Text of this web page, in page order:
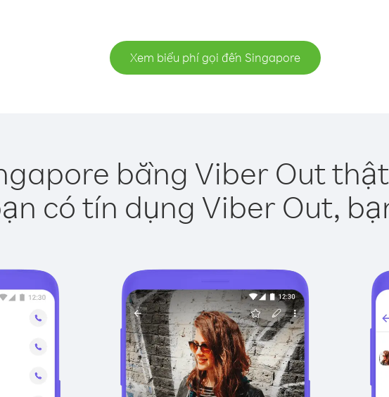
Xem biểu phí gọi đến Singapore
bằng Viber Out
có tín dụng Viber Out,